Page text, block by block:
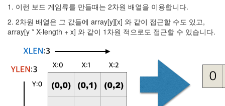
1. 이런 보드 게임류를 만들때는 2차원 배열을 이용합니다.
2. 2차원 배열은 그 값들에 array[y][x] 와 같이 접근할 수도 있고,
array[y * X-length + x] 와 같이 1차원 적으로도 접근할 수 있습니다.